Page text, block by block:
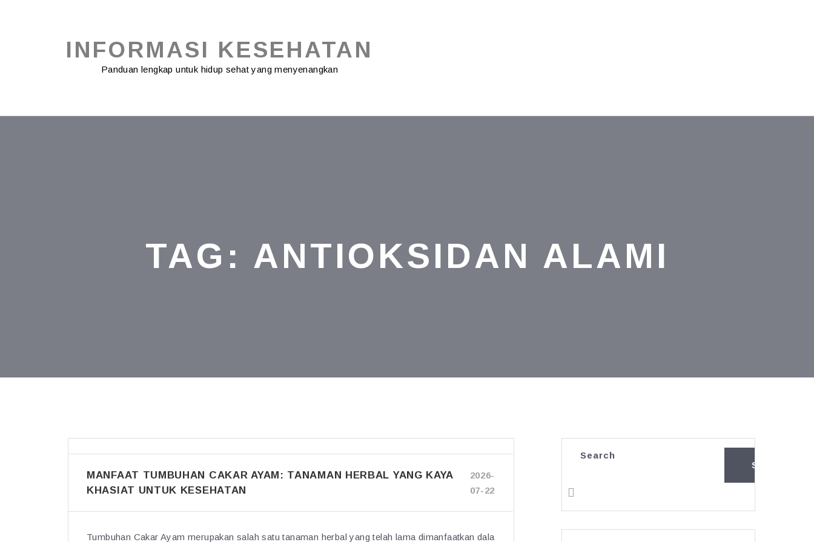
INFORMASI KESEHATAN
Panduan lengkap untuk hidup sehat yang menyenangkan
TAG: ANTIOKSIDAN ALAMI
MANFAAT TUMBUHAN CAKAR AYAM: TANAMAN HERBAL YANG KAYA
KHASIAT UNTUK KESEHATAN
2026-
07-22
Tumbuhan Cakar Ayam merupakan salah satu tanaman herbal yang telah lama dimanfaatkan dala
Search
SEARCH